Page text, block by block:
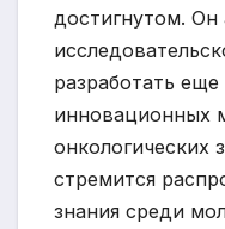
достигнутом. Он
разработать еще
инновационных
онкологических
стремится
знания среди